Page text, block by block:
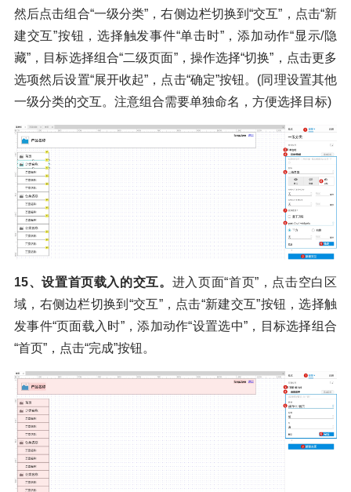
然后点击组合“一级分类”，右侧边栏切换到“交互”，点击“新
建交互”按钮，选择触发事件“单击时”，添加动作“显示/隐
藏”，目标选择组合“二级页面”，操作选择“切换”，点击更多
选项然后设置“展开收起”，点击“确定”按钮。(同理设置其他
一级分类的交互。注意组合需要单独命名，方便选择目标)
15、设置首页载入的交互。 进入页面“首页”，点击空白区
域，右侧边栏切换到“交互”，点击“新建交互”按钮，选择触
发事件“页面载入时”，添加动作“设置选中”，目标选择组合
“首页”，点击“完成”按钮。